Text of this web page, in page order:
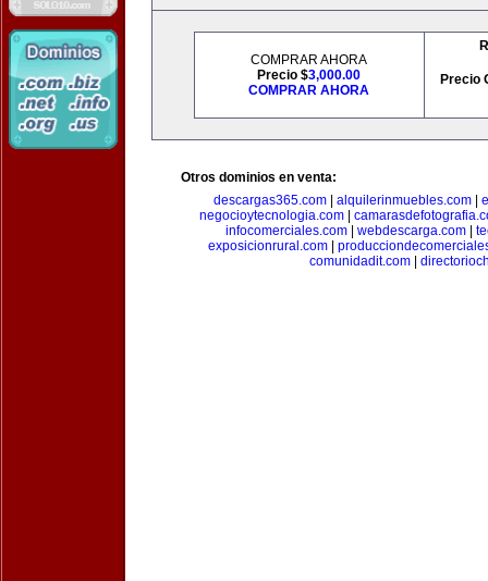
COMPRAR AHORA
Precio $3,000.00
COMPRAR AHORA
Precio
Otros dominios en venta:
descargas365.com| alquilerinmuebles.com|
negocioytecnologia.com
infocomerciales.com| webdescarga.com|
exposicionrural.com
comunidadit.com|